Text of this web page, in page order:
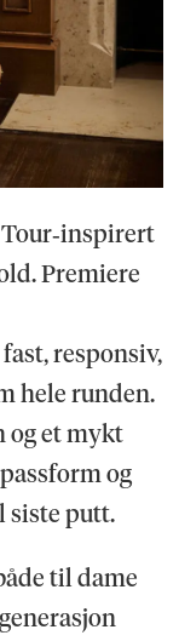
Premiere
responsiv,
hele runden.
og et mykt
og
siste putt.
til dame